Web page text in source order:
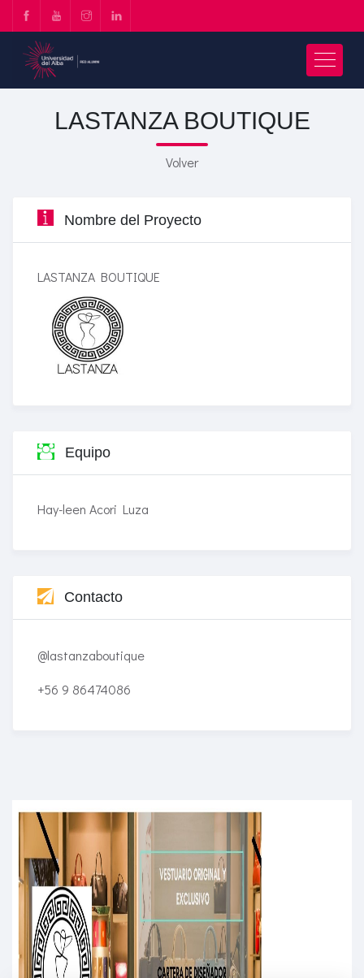
LASTANZA BOUTIQUE
Volver
Nombre del Proyecto
LASTANZA BOUTIQUE
Equipo
Hay-leen Acori Luza
Contacto
@lastanzaboutique
+56 9 86474086
Get unlimited access to 2,000 of Educati’s top
courses for your team.
Join Now